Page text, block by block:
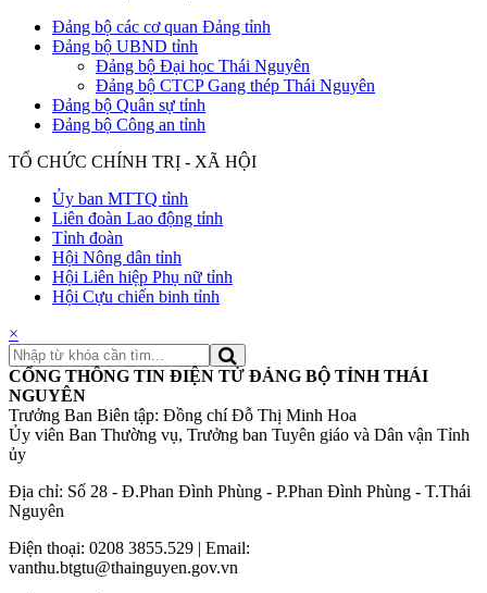
Đảng bộ các cơ quan Đảng tỉnh
Đảng bộ UBND tỉnh
Đảng bộ Đại học Thái Nguyên
Đảng bộ CTCP Gang thép Thái Nguyên
Đảng bộ Quân sự tỉnh
Đảng bộ Công an tỉnh
TỔ CHỨC CHÍNH TRỊ - XÃ HỘI
Ủy ban MTTQ tỉnh
Liên đoàn Lao động tỉnh
Tỉnh đoàn
Hội Nông dân tỉnh
Hội Liên hiệp Phụ nữ tỉnh
Hội Cựu chiến binh tỉnh
×
CỔNG THÔNG TIN ĐIỆN TỬ ĐẢNG BỘ TỈNH THÁI
NGUYÊN
Trưởng Ban Biên tập: Đồng chí Đỗ Thị Minh Hoa
Ủy viên Ban Thường vụ, Trưởng ban Tuyên giáo và Dân vận Tỉnh
ủy
Địa chỉ: Số 28 - Đ.Phan Đình Phùng - P.Phan Đình Phùng - T.Thái
Nguyên
Điện thoại: 0208 3855.529 | Email:
vanthu.btgtu@thainguyen.gov.vn